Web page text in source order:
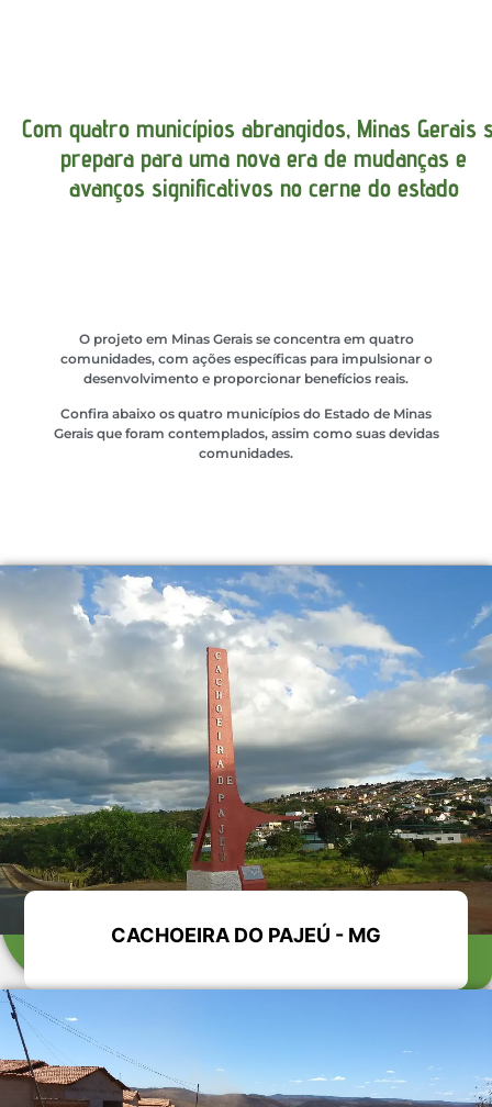
Com quatro municípios abrangidos, Minas Gerais
prepara para uma nova era de mudanças e
avanços significativos no cerne do estado
O projeto em Minas Gerais se concentra em quatro
comunidades, com ações específicas para impulsionar o
desenvolvimento e proporcionar benefícios reais.
Confira abaixo os quatro municípios do Estado de Minas
Gerais que foram contemplados, assim como suas devidas
comunidades.
CACHOEIRA DO PAJEÚ - MG